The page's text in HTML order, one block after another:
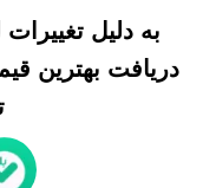
به دلیل
دریافت بهترین